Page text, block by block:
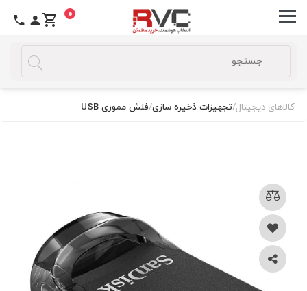
0
کالاهای دیجیتال/تجهیزات ذخیره سازی/فلش مموری USB